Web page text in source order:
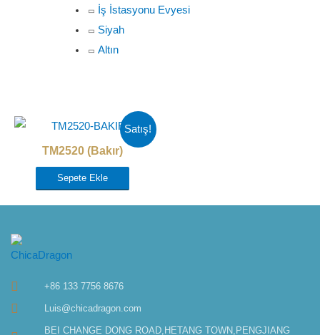
İş İstasyonu Evyesi
Siyah
Altın
Satış!
TM2520 (Bakır)
Sepete Ekle
+86 133 7756 8676
Luis@chicadragon.com
BEI CHANGE DONG ROAD,HETANG TOWN,PENGJIANG